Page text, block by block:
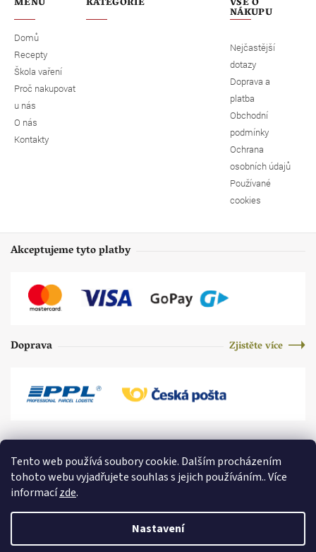
Tento web používá soubory cookie. Dalším procházením
tohoto webu vyjadřujete souhlas s jejich používáním.. Více
informacízde.
Nastavení
Domů
Recepty
Škola vaření
Proč nakupovat
u nás
O nás
Kontakty
NÁKUPU
Nejčastější
dotazy
Doprava a
platba
Obchodní
podmínky
Ochrana
osobních údajů
Používané
cookies
Akceptujeme tyto platby
Doprava Zjistěte více